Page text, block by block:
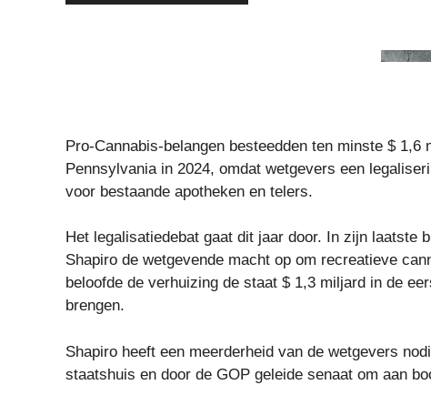
Pro-Cannabis-belangen besteedden ten minste $
Pennsylvania in 2024, omdat wetgevers een
voor bestaande apotheken en telers.
Het legalisatiedebat gaat dit jaar door. In zijn laatste
Shapiro de wetgevende macht op om recreatieve
beloofde de verhuizing de staat $ 1,3 miljard in de
brengen.
Shapiro heeft een meerderheid van de wetgevers
staatshuis en door de GOP geleide senaat om aan